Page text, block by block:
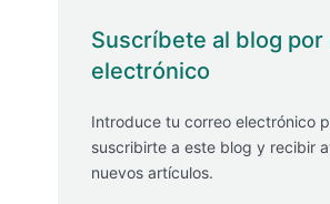
Suscríbete al blog por
electrónico
Introduce tu correo electrónico
suscribirte a este blog y recibir
nuevos artículos.